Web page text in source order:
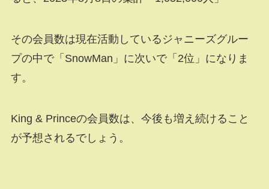
その会員数は現在活動しているジャニーズグルー
プの中で「SnowMan」に次いで「2位」になりま
す。
King & Princeの会員数は、今後も増え続けること
が予想されるでしょう。